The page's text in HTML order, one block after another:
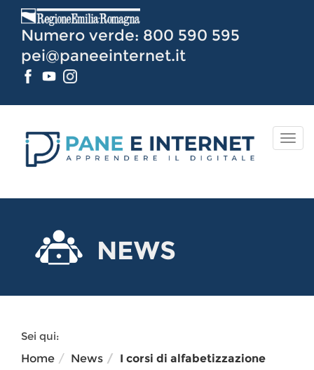
Contenuto
Numero verde: 800 590 595
pei@paneeinternet.it
NEWS
Sei qui:
Home
News
I corsi di alfabetizzazione